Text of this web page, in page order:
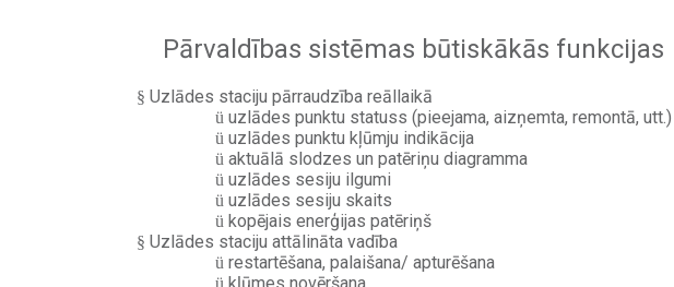
Pārvaldības sistēmas būtiskākās funkcijas
§ Uzlādes staciju pārraudzība reāllaikā
ü uzlādes punktu statuss (pieejama, aizņemta, remontā, utt.)
ü uzlādes punktu kļūmju indikācija
ü aktuālā slodzes un patēriņu diagramma
ü uzlādes sesiju ilgumi
ü uzlādes sesiju skaits
ü kopējais enerģijas patēriņš
§ Uzlādes staciju attālināta vadība
ü restartēšana, palaišana/ apturēšana
ü